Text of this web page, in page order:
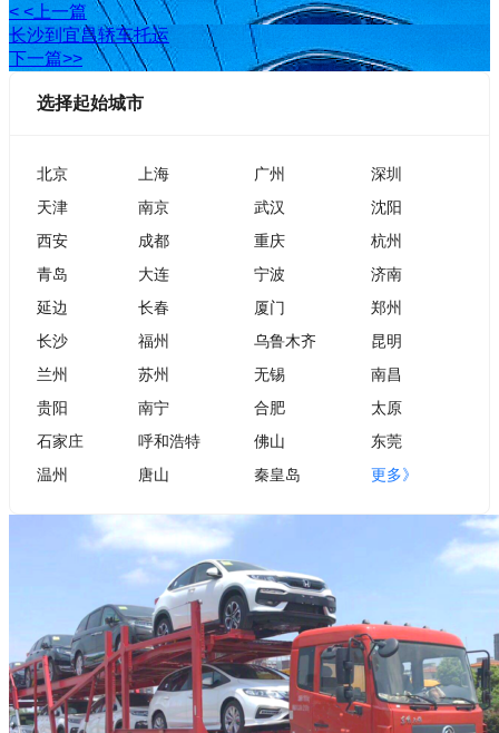
< <上一篇
长沙到宜昌轿车托运
下一篇>>
选择起始城市
北京 上海 广州
深圳
天津
南京 武汉
沈阳
西安
成都 重庆
杭州
青岛
大连 宁波
济南
延边
长春 厦门
郑州
长沙
福州 乌鲁木齐
昆明
兰州
苏州 无锡
南昌
贵阳
南宁 合肥
太原
石家庄
呼和浩特 佛山
东莞
温州
唐山 秦皇岛 更多》